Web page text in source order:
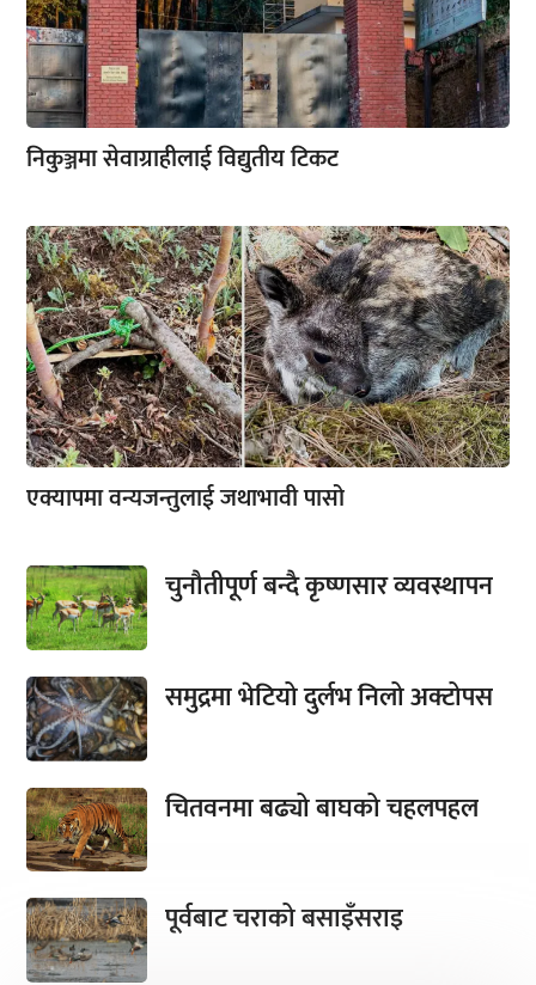
निकुञ्जमा सेवाग्राहीलाई विद्युतीय टिकट
एक्यापमा वन्यजन्तुलाई जथाभावी पासो
चुनौतीपूर्ण बन्दै कृष्णसार व्यवस्थापन
समुद्रमा भेटियो दुर्लभ निलो अक्टोपस
चितवनमा बढ्यो बाघको चहलपहल
पूर्वबाट चराको बसाइँसराइ